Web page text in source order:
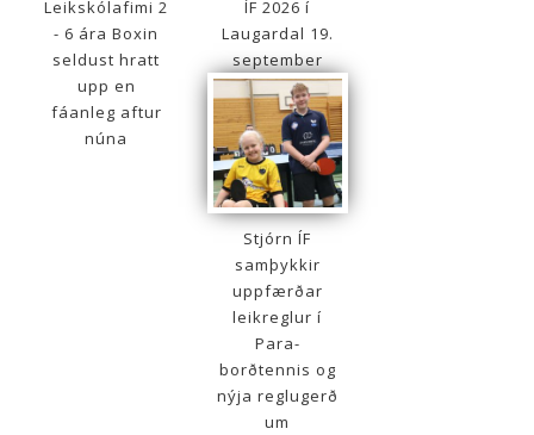
Leikskólafimi 2
- 6 ára Boxin
seldust hratt
upp en
fáanleg aftur
núna
ÍF 2026 í
Laugardal 19.
september
Stjórn ÍF
samþykkir
uppfærðar
leikreglur í
Para-
borðtennis og
nýja reglugerð
um